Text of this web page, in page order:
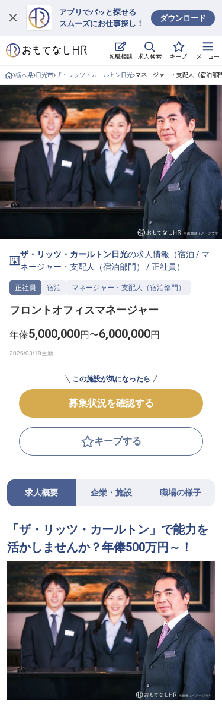
アプリでパッと探せる
スムーズにお仕事探し！
ダウンロード
転職相談 求人検索 キープ メニュー
ログイン
求人・施設を探す
キープした求人
就職・転職 合同説明会
おもてなしHRについて
ご利用の流れ
よくある質問
ホテル・宿泊業界情報コラム
無料 転職サポートに申し込む
採用をお考えの企業様へ
栃木県 日光市 ザ・リッツ・カールトン日光 マネージャー・支配人（宿泊部
ザ・リッツ・カールトン日光の求人情報（宿泊 / マ
ネージャー・支配人（宿泊部門）
/正社員 ）
正社員 宿泊 マネージャー・支配人（宿泊部門）
フロントオフィスマネージャー
年俸5,000,000円〜6,000,000円
この施設が気になったら
募集状況を確認する
キープする
求人概要 企業・施設 職場の様子
「ザ・リッツ・カールトン」で能力を
活かしませんか？年俸500万円～！